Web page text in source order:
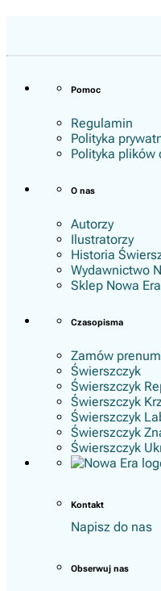
Pomoc
Regulamin
Polityka
Polityka plików
O nas
Autorzy
Ilustratorzy
Historia
Wydawnictwo
Sklep Nowa Era
Czasopisma
Zamów
Świerszczyk
Świerszczyk
Świerszczyk
Świerszczyk
Świerszczyk
Świerszczyk
Kontakt
Napisz do nas
Obserwuj nas